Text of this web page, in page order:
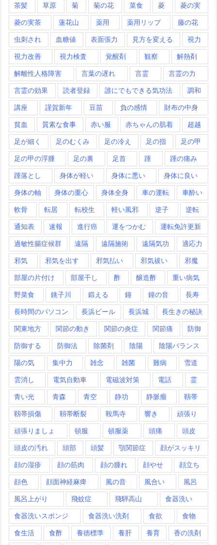
茶髪 草原 菊 菊の花 菜食 菱 菱の実
菱の実茶 蓮花山 薬用 薬用リップ 藤の花
虫刺され 血糖値 表面張力 見方を変える 視力
視力改善 視力検査 覚醒剤 観察 解熱剤
解離性人格障害 言葉の遅れ 言霊 言霊の力
言霊の効果 読者登録 誰にでもできる気功法 調和
講座 謹賀新年 豆苗 負の感情 財布の中身
貧血 質素な食事 赤い服 赤ちゃんの肌着 超越
足が細く 足のむくみ 足の冷え 足の指 足の甲
足の甲の浮腫 足の裏 足首 踵 踵の痛み
踵落とし 身体が軽い 身体に悪い 身体に良い
身体の軸 身体の重心 身体全身 車の運転 車酔い
軟骨 転居 転校生 軽い風邪 逆子 逆転
通知表 速報 進行癌 運をつかむ 運転免許更新
過敏性腸症候群 遠隔 遠隔施術 遠隔気功 適応力
邪気 邪気を出す 邪気払い 邪気祓い 邪魔
部屋の片付け 部屋干し 酢 醸造酢 重い病気
野菜食 銚子川 鍛える 鐘 鐘の音 長寿
長時間のパソコン 長浜ビール 長浜城 長生きの秘訣
関東地方 関節の動き 関節の炎症 関節痛 防御
防御する 防御法 除菌剤 陰陽 陰陽バランス
陽の気 集中力 雑念 雑菌 難病 雪道
雲消し 電気自動車 電磁波対策 電話 霊
青い光 青森 青空 静功 静脈瘤 靱帯
靱帯損傷 靱帯断裂 鞍馬寺 響き 頑張り
頑張りましょ 頓服 頓服薬 頭痛 頭皮
頭皮の汚れ 頭部 頭髪 顎関節症 顔がスッキリ
顔の湿疹 顔の筋肉 顔の腫れ 顔やせ 顔立ち
顔色 顔面神経麻痺 風の音 風合い 風呂
風呂上がり 飛蚊症 飛騨高山 食器洗い
食器洗いスポンジ 食器洗い洗剤 食欲 食物
食生活 食酢 養徳標準 養肝 養育 香の洗剤